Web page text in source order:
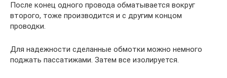
После конец одного провода обматывается вокруг
второго, тоже производится и с другим концом
проводки.
Для надежности сделанные обмотки можно немного
поджать пассатижами. Затем все изолируется.